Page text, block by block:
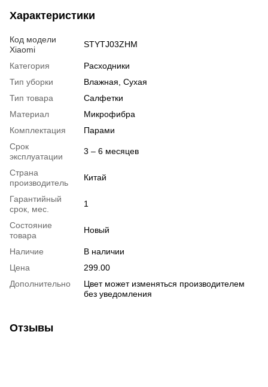
Характеристики
Код модели
Xiaomi
STYTJ03ZHM
Категория
Расходники
Тип уборки
Влажная, Сухая
Тип товара
Салфетки
Материал
Микрофибра
Комплектация
Парами
Срок
эксплуатации
3 – 6 месяцев
Страна
производитель
Китай
Гарантийный
срок, мес.
1
Состояние
товара
Новый
Наличие
В наличии
Цена
299.00
Дополнительно
Цвет может изменяться производителем
без уведомления
Отзывы